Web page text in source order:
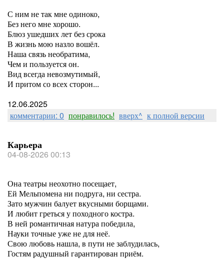
С ним не так мне одиноко,
Без него мне хорошо.
Блюз ушедших лет без срока
В жизнь мою назло вошёл.
Наша связь необратима,
Чем и пользуется он.
Вид всегда невозмутимый,
И притом со всех сторон...
12.06.2025
комментарии: 0 понравилось! вверх^ к полной версии
Карьера
04-08-2026 00:13
Она театры неохотно посещает,
Ей Мельпомена ни подруга, ни сестра.
Зато мужчин балует вкусными борщами.
И любит греться у походного костра.
В ней романтичная натура победила,
Науки точные уже не для неё.
Свою любовь нашла, в пути не заблудилась,
Гостям радушный гарантирован приём.